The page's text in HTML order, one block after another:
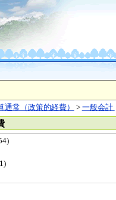
常（政策的経費） > 一般会計